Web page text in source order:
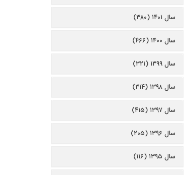
سال ۱۴۰۱ (۳۸۰)
سال ۱۴۰۰ (۴۶۶)
سال ۱۳۹۹ (۳۲۱)
سال ۱۳۹۸ (۳۱۴)
سال ۱۳۹۷ (۴۱۵)
سال ۱۳۹۶ (۲۰۵)
سال ۱۳۹۵ (۱۱۶)